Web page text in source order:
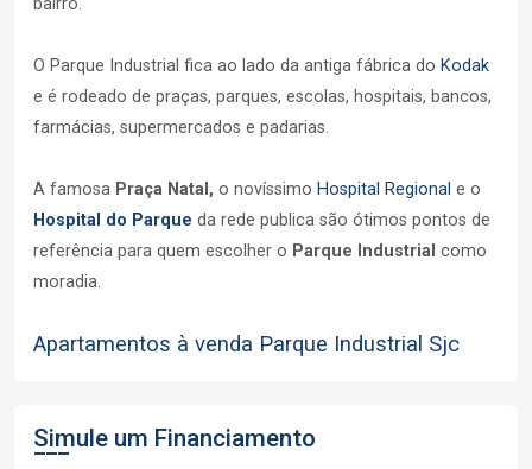
O Parque Industrial fica ao lado da antiga fábrica do Kodak
e é rodeado de praças, parques, escolas, hospitais, bancos,
farmácias, supermercados e padarias.
A famosa Praça Natal, o novíssimo Hospital Regional e o
Hospital do Parque da rede publica são ótimos pontos de
referência para quem escolher o Parque Industrial como
moradia.
Apartamentos à venda Parque Industrial Sjc
Simule um Financiamento